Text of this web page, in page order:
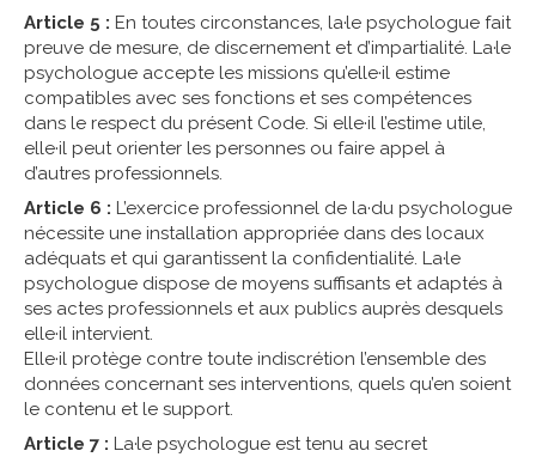
Article 5 : En toutes circonstances, la·le psychologue fait
preuve de mesure, de discernement et d’impartialité. La·le
psychologue accepte les missions qu’elle·il estime
compatibles avec ses fonctions et ses compétences
dans le respect du présent Code. Si elle·il l’estime utile,
elle·il peut orienter les personnes ou faire appel à
d’autres professionnels.
Article 6 : L’exercice professionnel de la·du psychologue
nécessite une installation appropriée dans des locaux
adéquats et qui garantissent la confidentialité. La·le
psychologue dispose de moyens suffisants et adaptés à
ses actes professionnels et aux publics auprès desquels
elle·il intervient.
Elle·il protège contre toute indiscrétion l’ensemble des
données concernant ses interventions, quels qu’en soient
le contenu et le support.
Article 7 : La·le psychologue est tenu au secret